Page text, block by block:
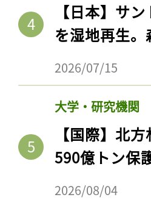
【日本】サ
を湿地再生
2026/07/15
大学・研究機関
【国際】北
590億トン保
2026/08/04